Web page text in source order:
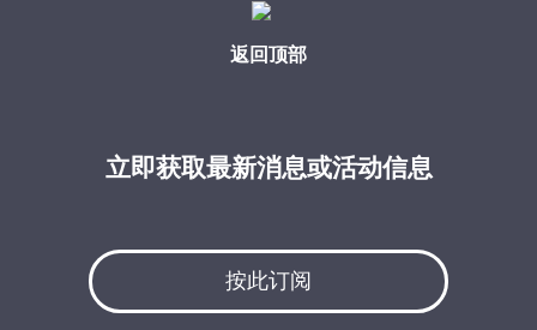
返回顶部
立即获取最新消息或活动信息
按此订阅